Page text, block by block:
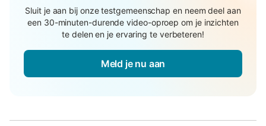
Sluit je aan bij onze testgemeenschap en neem deel aan
een 30-minuten-durende video-oproep om je inzichten
te delen en je ervaring te verbeteren!
Meld je nu aan